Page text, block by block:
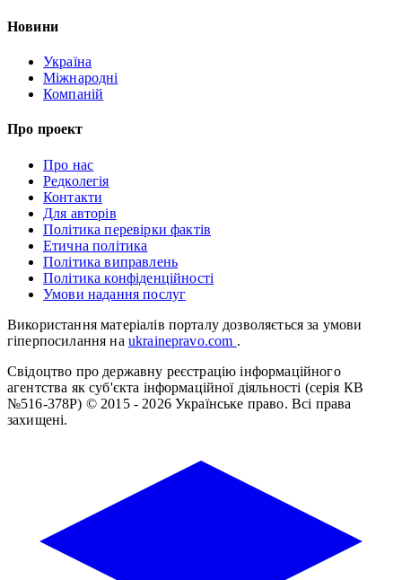
Новини
Україна
Міжнародні
Компаній
Про проект
Про нас
Редколегія
Контакти
Для авторів
Політика перевірки фактів
Етична політика
Політика виправлень
Політика конфіденційності
Умови надання послуг
Використання матеріалів порталу дозволяється за умови
гіперпосилання на ukrainepravo.com .
Свідоцтво про державну реєстрацію інформаційного
агентства як суб'єкта інформаційної діяльності (серія КВ
№516-378Р) © 2015 - 2026 Українське право. Всі права
захищені.